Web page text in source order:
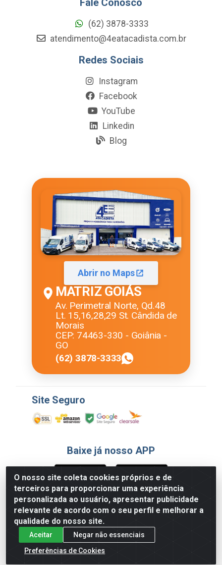
O nosso site coleta cookies próprios e de
terceiros para proporcionar uma experiência
personalizada ao usuário, apresentar publicidade
relevante de acordo com o seu perfil e melhorar a
qualidade do nosso site.
Aceitar
Negar não essenciais
Preferências de Cookies
Fale Conosco
(62) 3878-3333
atendimento@4eatacadista.com.br
Redes Sociais
Instagram
Facebook
YouTube
Linkedin
Blog
Abrir no Maps
MATRIZ GOIÁS
Av. Perimetral Norte, Qd.48
Lt. 15,16,28,29 St. Cândida de
Morais
CEP: 74463-330 - Goiânia -
GO
(62) 3878-3333
Site Seguro
Baixe já nosso APP
Formas de Pagamento